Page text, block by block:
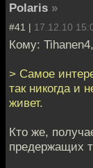
Polaris »
#41 | 17.12.10
Кому: Tihanen4,
> Самое
так никогда и
живет.
Кто же,
предержащих